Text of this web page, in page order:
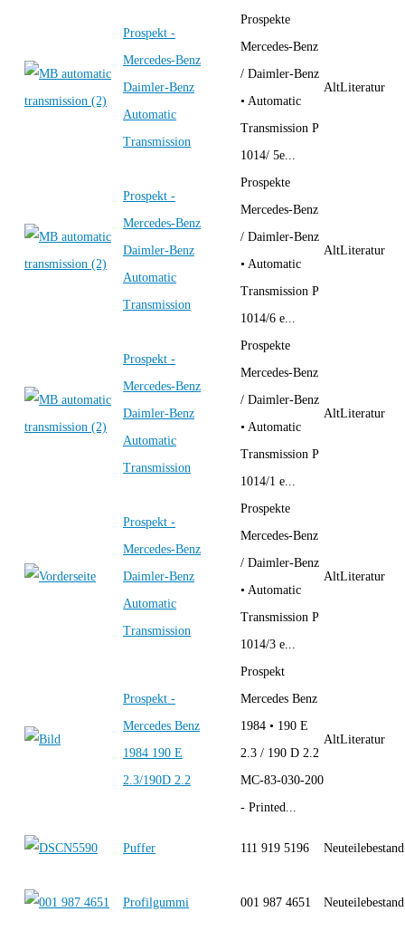
Prospekt -
Mercedes-Benz
Daimler-Benz
Automatic
Transmission
Prospekte
Mercedes-Benz
/ Daimler-Benz
• Automatic
Transmission P
1014/ 5e...
AltLiteratur
Prospekt -
Mercedes-Benz
Daimler-Benz
Automatic
Transmission
Prospekte
Mercedes-Benz
/ Daimler-Benz
• Automatic
Transmission P
1014/6 e...
AltLiteratur
Prospekt -
Mercedes-Benz
Daimler-Benz
Automatic
Transmission
Prospekte
Mercedes-Benz
/ Daimler-Benz
• Automatic
Transmission P
1014/1 e...
AltLiteratur
Prospekt -
Mercedes-Benz
Daimler-Benz
Automatic
Transmission
Prospekte
Mercedes-Benz
/ Daimler-Benz
• Automatic
Transmission P
1014/3 e...
AltLiteratur
Prospekt -
Mercedes Benz
1984 190 E
2.3/190D 2.2
Prospekt
Mercedes Benz
1984 • 190 E
2.3 / 190 D 2.2
MC-83-030-200
- Printed...
AltLiteratur
Puffer 111 919 5196 Neuteilebestand
Profilgummi 001 987 4651 Neuteilebestand